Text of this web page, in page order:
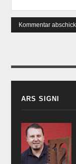
ARS SIGNI